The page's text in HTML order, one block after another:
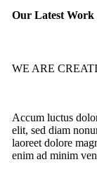
Our Latest Work
WE ARE
Accum luctus
elit, sed diam
laoreet dolore
enim ad minim